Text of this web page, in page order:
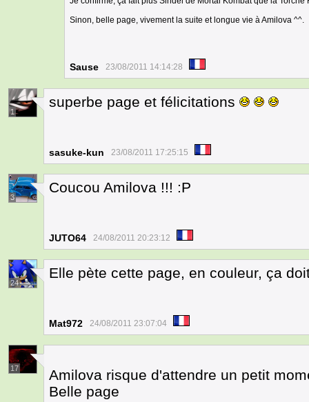
Sinon, belle page, vivement la suite et longue vie à Amilova ^^.
Sause 23/08/2011 14:14:28
1
superbe page et félicitations
sasuke-kun 23/08/2011 17:25:15
3
Coucou Amilova !!! :P
JUTO64 24/08/2011 20:23:12
24
Elle pète cette page, en couleur, ça
Mat972 24/08/2011 23:07:04
17
Amilova risque d'attendre un petit
Belle page